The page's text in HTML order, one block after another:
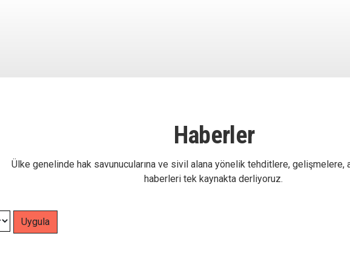
Haberler
Ülke genelinde hak savunucularına ve sivil alana yönelik tehditlere, gelişmelere,
haberleri tek kaynakta derliyoruz.